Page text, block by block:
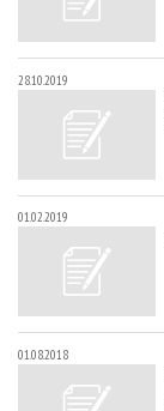
28.10.2019
01.02.2019
01.08.2018